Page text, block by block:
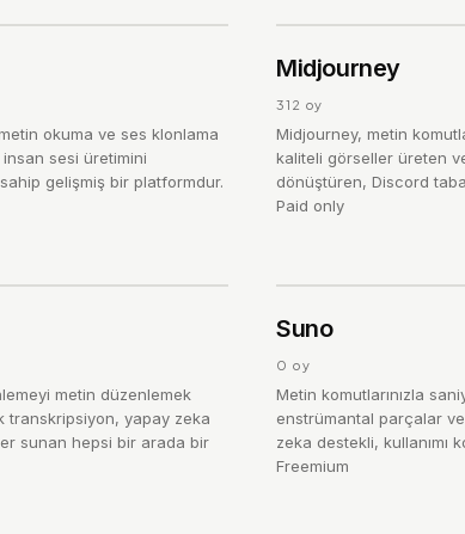
okuma ve ses klonlama
sesi üretimini
gelişmiş bir platformdur.
Midjourney
312 oy
Midjourney, metin
kaliteli görseller üreten
dönüştüren, Discord
Paid only
metin düzenlemek
transkripsiyon, yapay zeka
sunan hepsi bir arada bir
S
Suno
0 oy
Metin komutlarınızla
enstrümantal parçalar
zeka destekli, kullanımı
Freemium